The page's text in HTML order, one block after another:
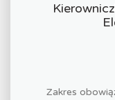
Zakres